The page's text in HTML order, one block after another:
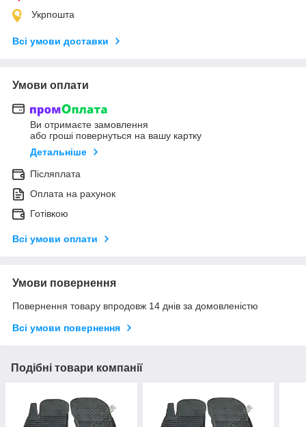
Укрпошта
Всі умови доставки
Умови оплати
Ви отримаєте замовлення
або гроші повернуться на вашу картку
Детальніше
Післяплата
Оплата на рахунок
Готівкою
Всі умови оплати
Умови повернення
Повернення товару впродовж 14 днів за домовленістю
Всі умови повернення
Подібні товари компанії